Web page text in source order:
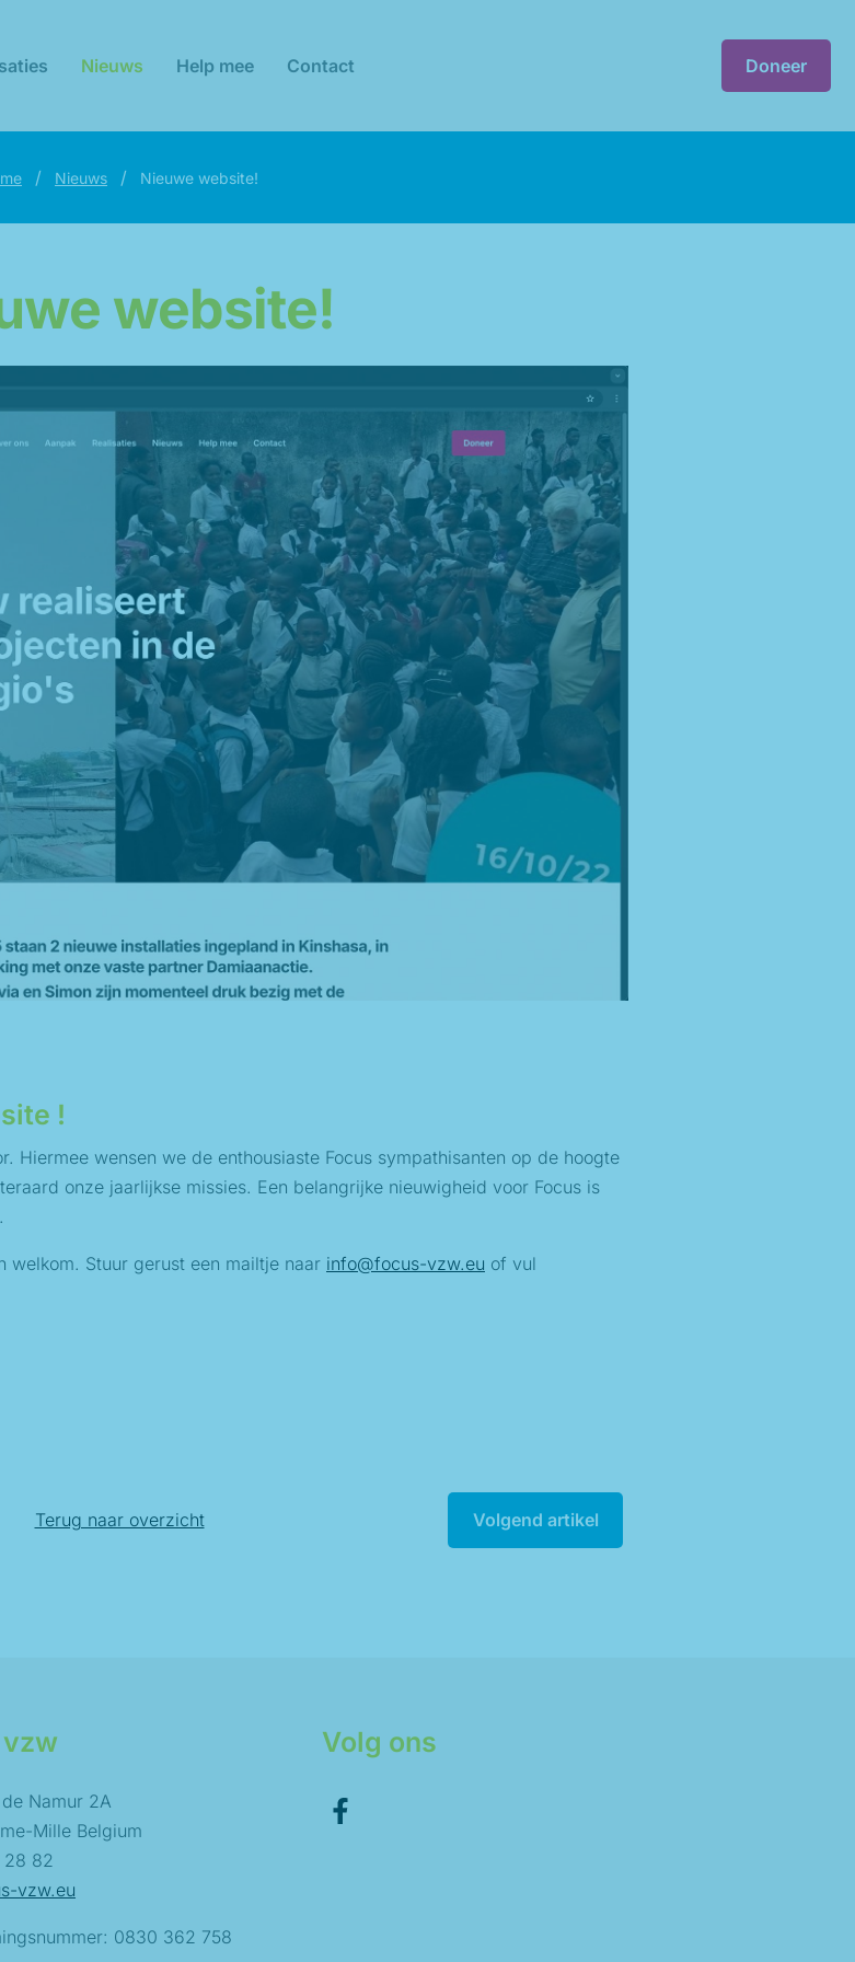
Nieuws Help mee Contact Doneer
/ Nieuws / Nieuwe website!
website!
!
Hiermee wensen we de enthousiaste Focus sympathisanten op de hoogte
onze jaarlijkse missies. Een belangrijke nieuwigheid voor Focus is
welkom. Stuur gerust een mailtje naar info@focus-vzw.eu of vul
Terug naar overzicht Volgend artikel
vzw
Namur 2A
Mille Belgium
28 82
vzw.eu
0830 362 758
Volg ons